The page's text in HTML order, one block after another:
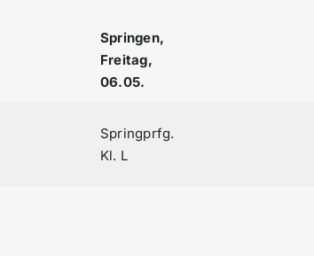
Springen,
Freitag,
06.05.
Springprfg.
Kl. L